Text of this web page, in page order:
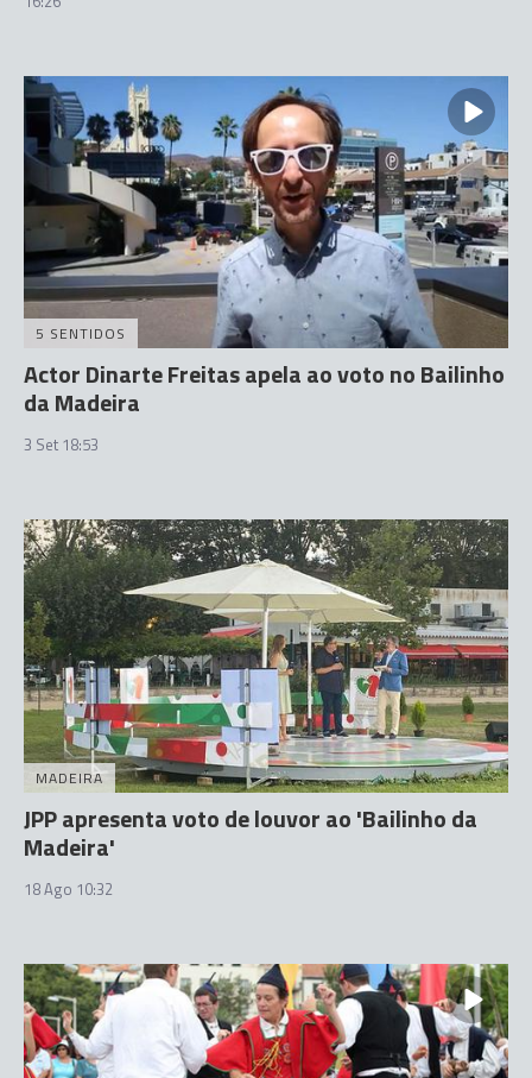
5 SENTIDOS
Actor Dinarte Freitas apela ao voto no Bailinho
da Madeira
3 Set 18:53
MADEIRA
JPP apresenta voto de louvor ao 'Bailinho da
Madeira'
18 Ago 10:32